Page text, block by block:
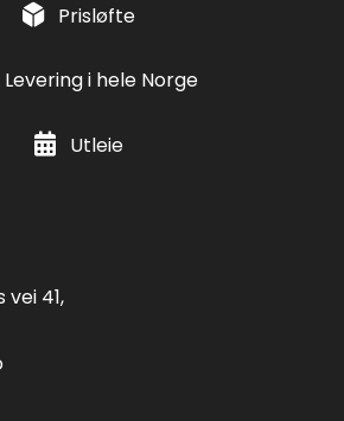
Prisløfte
Levering i hele Norge
Utleie
41,